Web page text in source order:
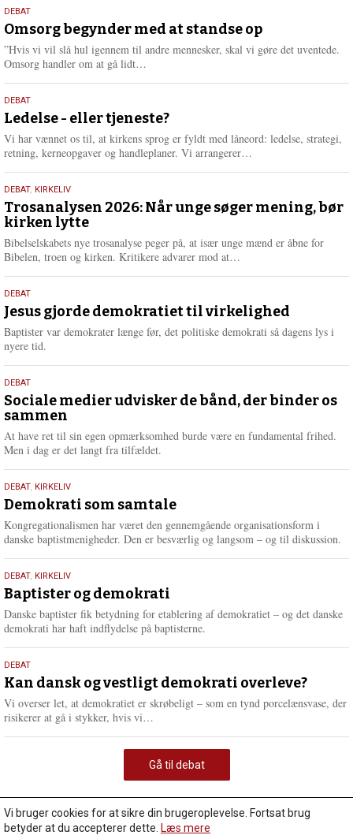
e
r
e
9.
juli
2026
DEBAT
Omsorg begynder med at standse op
”Hvis vi vil slå hul igennem til andre mennesker, skal vi gøre det uventede.
Omsorg handler om at gå lidt…
e
r
e
10.
juni
2026
DEBAT
Ledelse - eller tjeneste?
Vi har vænnet os til, at kirkens sprog er fyldt med låneord: ledelse, strategi,
retning, kerneopgaver og handleplaner. Vi arrangerer…
e
2.
juni
2026
DEBAT, KIRKELIV
Trosanalysen 2026: Når unge søger mening, bør
kirken lytte
Bibelselskabets nye trosanalyse peger på, at især unge mænd er åbne for
Bibelen, troen og kirken. Kritikere advarer mod at…
e
r
e
18.
maj
2026
DEBAT
Jesus gjorde demokratiet til virkelighed
Baptister var demokrater længe før, det politiske demokrati så dagens lys i
nyere tid.
18.
maj
2026
DEBAT
Sociale medier udvisker de bånd, der binder os
sammen
At have ret til sin egen opmærksomhed burde være en fundamental frihed.
Men i dag er det langt fra tilfældet.
18.
maj
2026
DEBAT, KIRKELIV
Demokrati som samtale
Kongregationalismen har været den gennemgående organisationsform i
danske baptistmenigheder. Den er besværlig og langsom – og til diskussion.
18.
maj
2026
DEBAT, KIRKELIV
Baptister og demokrati
Danske baptister fik betydning for etablering af demokratiet – og det danske
demokrati har haft indflydelse på baptisterne.
18.
maj
2026
DEBAT
Kan dansk og vestligt demokrati overleve?
Vi overser let, at demokratiet er skrøbeligt – som en tynd porcelænsvase, der
risikerer at gå i stykker, hvis vi…
m
e
e
Gå til debat
Vi bruger cookies for at sikre din brugeroplevelse. Fortsat brug
betyder at du accepterer dette. Læs mere